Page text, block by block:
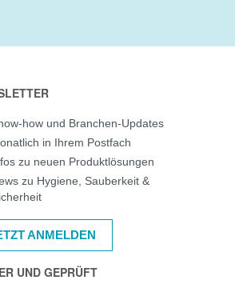
how und Branchen-Updates
in Ihrem Postfach
zu neuen Produktlösungen
zu Hygiene, Sauberkeit &
ANMELDEN
UND GEPRÜFT